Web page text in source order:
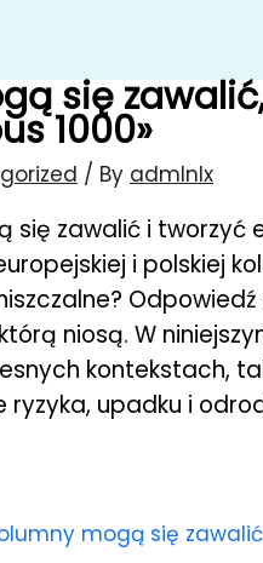
się
1000»
/ By admlnlx
się zawalić i
i polskiej
niosą. W
kontekstach,
upadku i
mogą się